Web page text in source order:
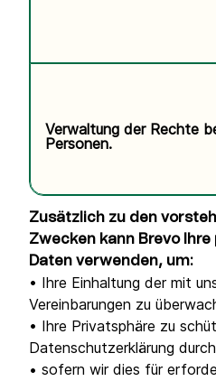
Verwaltung der Rechte
Personen.
Zusätzlich zu den
Zwecken kann Brevo
Daten verwenden, um:
• Ihre Einhaltung der mit
Vereinbarungen zu
• Ihre Privatsphäre zu
Datenschutzerklärung
• sofern wir dies für